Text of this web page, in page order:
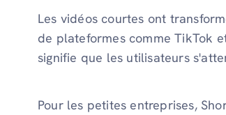
Les vidéos courtes ont
de plateformes comme TikTok
signifie que les utilisateurs
Pour les petites entreprises,